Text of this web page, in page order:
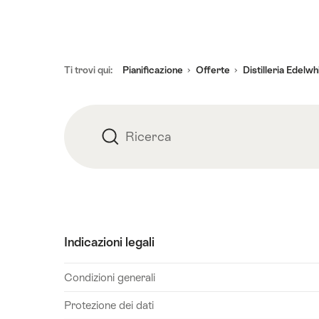
2026
2026
lunedì,
agosto
martedì,
Ti trovi qui: Pianificazione Offerte Distilleria
Ricerca Ricerca
Indicazioni legali
Condizioni generali
Protezione dei dati